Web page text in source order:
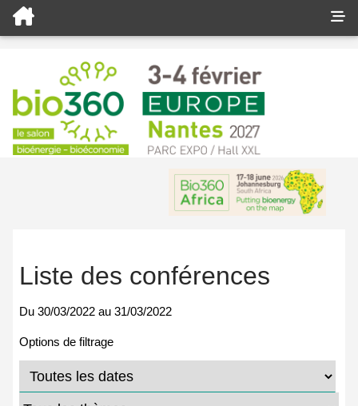
Liste des conférences
Du 30/03/2022 au 31/03/2022
Options de filtrage